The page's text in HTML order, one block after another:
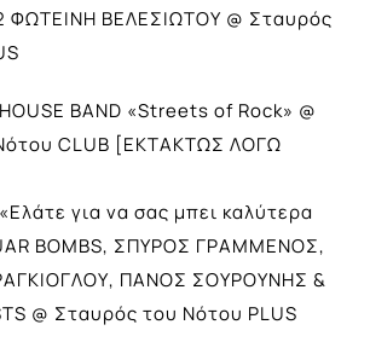
ΦΩΤΕΙΝΗ ΒΕΛΕΣΙΩΤΟΥ @ Σταυρός
BAND «Streets of Rock» @
CLUB [ΕΚΤΑΚΤΩΣ ΛΟΓΩ
για να σας μπει καλύτερα
BOMBS, ΣΠΥΡΟΣ ΓΡΑΜΜΕΝΟΣ,
ΠΑΝΟΣ ΣΟΥΡΟΥΝΗΣ &
@ Σταυρός του Νότου PLUS